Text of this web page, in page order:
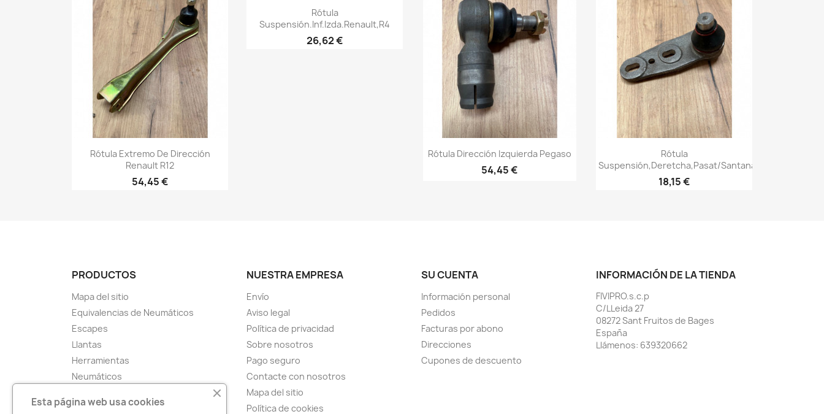
Vista rápida
Rótula Extremo De Dirección
Renault R12
54,45 €
Vista rápida
Rótula
Suspensión.Inf.Izda.Renault,R4
26,62 €
Vista rápida
Rótula Dirección Izquierda Pegaso
54,45 €
Vista rápida
Rótula
Suspensión,Deretcha,Pasat/Santana/Varian
18,15 €
PRODUCTOS
Mapa del sitio
Equivalencias de Neumáticos
Escapes
Llantas
Herramientas
Neumáticos
Parches Tap-Rap
NUESTRA EMPRESA
Envío
Aviso legal
Política de privacidad
Sobre nosotros
Pago seguro
Contacte con nosotros
Mapa del sitio
Política de cookies
SU CUENTA
Información personal
Pedidos
Facturas por abono
Direcciones
Cupones de descuento
INFORMACIÓN DE LA TIENDA
FIVIPRO.s.c.p
C/LLeida 27
08272 Sant Fruitos de Bages
España
Llámenos: 639320662
Esta página web usa cookies